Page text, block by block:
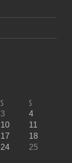
S S
3
4
10
11
17
18
24
25